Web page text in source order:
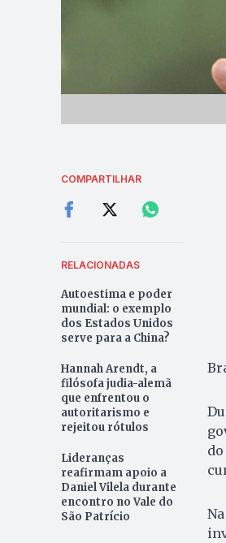
COMPARTILHAR
RELACIONADAS
Autoestima e poder
mundial: o exemplo
dos Estados Unidos
serve para a China?
Hannah Arendt, a
filósofa judia-alemã
que enfrentou o
autoritarismo e
rejeitou rótulos
Lideranças
reafirmam apoio a
Daniel Vilela durante
encontro no Vale do
São Patrício